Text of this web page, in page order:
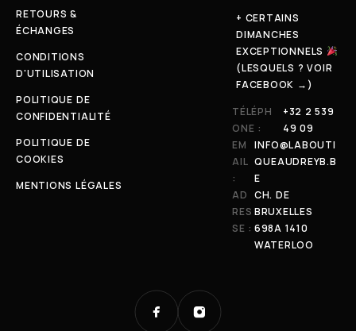
RETOURS &
ÉCHANGES
CONDITIONS
D'UTILISATION
POLITIQUE DE
CONFIDENTIALITÉ
POLITIQUE DE
COOKIES
MENTIONS LÉGALES
+ CERTAINS
DIMANCHES
EXCEPTIONNELS
(LESQUELS ? VOIR
FACEBOOK →)
TÉLÉPH
ONE :
+32 2 539
49 09
EM
AIL
:
INFO@LABOUTI
QUEAUDREYB.B
E
AD
RES
SE :
CH. DE
BRUXELLES
698A 1410
WATERLOO